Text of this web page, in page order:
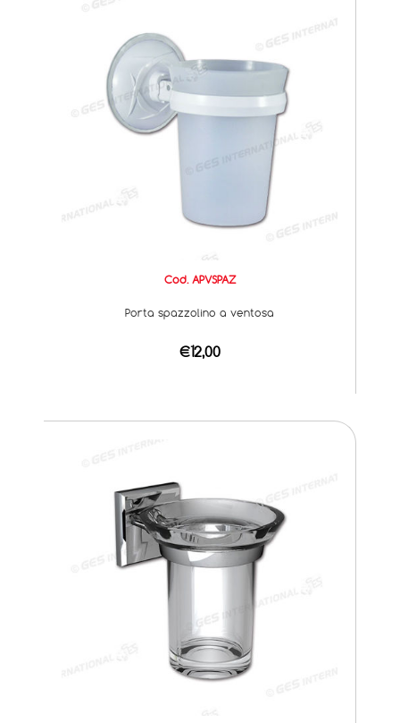
Cod. APVSPAZ
Porta spazzolino a ventosa
€12,00